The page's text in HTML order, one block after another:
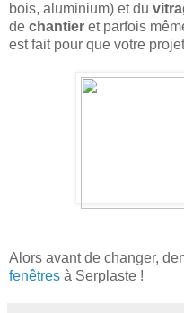
bois, aluminium) et du
de chantier et parfois
est fait pour que votre
Alors avant de changer,
fenêtres à Serplaste !